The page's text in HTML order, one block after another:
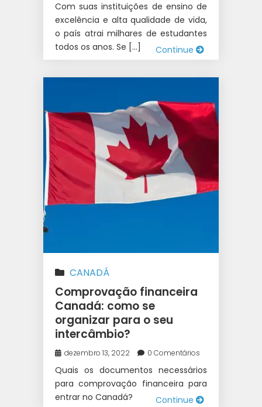
Com suas instituições de ensino de
excelência e alta qualidade de vida,
o país atrai milhares de estudantes
todos os anos. Se […]
Continue
CANADÁ
Comprovação financeira
Canadá: como se
organizar para o seu
intercâmbio?
dezembro 13, 2022 0 Comentários
Quais os documentos necessários
para comprovação financeira para
entrar no Canadá?
Continue